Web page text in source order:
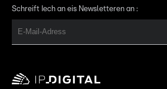
Schreift Iech an eis Newsletteren an :